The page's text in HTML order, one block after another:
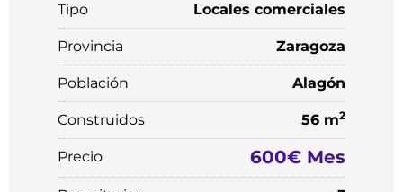
Tipo Locales comerciales
Provincia Zaragoza
Población Alagón
Construidos 56 m2
Precio 600€ Mes